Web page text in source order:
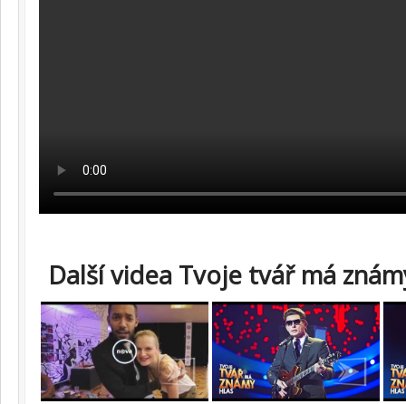
Další videa Tvoje tvář má